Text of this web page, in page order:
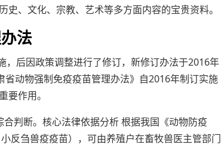
、文化、宗教、艺术等多方面内容的宝贵资料。
法
后因政策调整进行了修订，新修订办法于2016年
动物强制免疫疫苗管理办法》自2016年制订实施
要作用。
判断。核心法律依据分析 根据我国《动物防疫
反刍兽疫疫苗），可由养殖户在畜牧兽医主管部门